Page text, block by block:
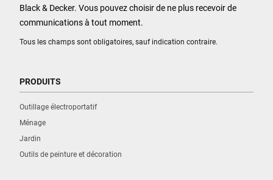
Tous les champs sont obligatoires, sauf indication contraire.
Black & Decker. Vous pouvez choisir de ne plus recevoir de
communications à tout moment.
PRODUITS
Outillage électroportatif
Ménage
Jardin
Outils de peinture et décoration